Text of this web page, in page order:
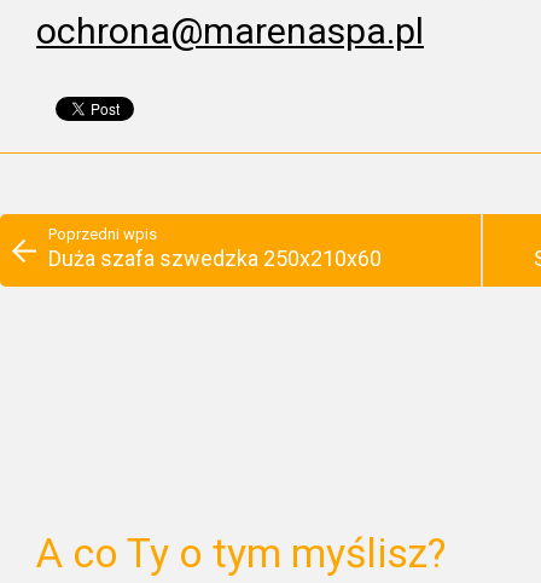
ochrona@marenaspa.pl
Poprzedni wpis
Duża szafa szwedzka 250x210x60
A co Ty o tym myślisz?